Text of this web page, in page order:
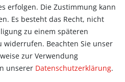
erfolgen. Die Zustimmung kann
Es besteht das Recht, nicht
zu einem späteren
Beachten Sie unser
zur Verwendung
unserer Daten­schutz­erklärung.